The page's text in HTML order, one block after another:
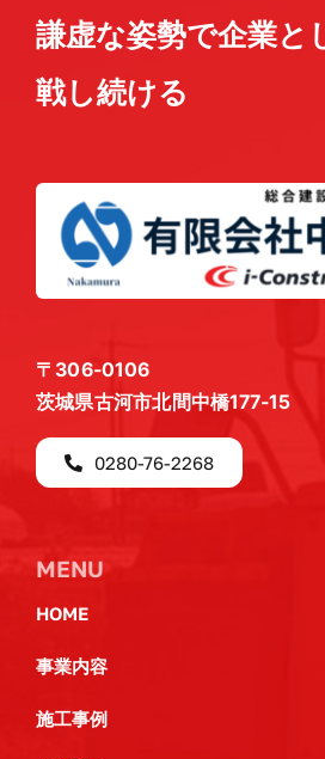
謙虚な姿勢で企業と
戦し続ける
〒306-0106
茨城県古河市北間中橋177-15
0280-76-2268
MENU
HOME
事業内容
施工事例